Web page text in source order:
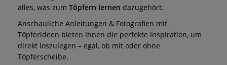
alles, was zum Töpfern lernen dazugehört.
Anschauliche Anleitungen & Fotografien mit
Töpferideen bieten Ihnen die perfekte Inspiration, um
direkt loszulegen – egal, ob mit oder ohne
Töpferscheibe.